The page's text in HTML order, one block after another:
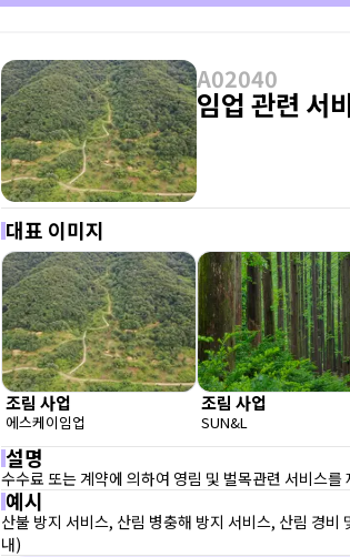
A02040
임업 관련 서
대표 이미지
조림 사업
에스케이임업
조림 사업
SUN&L
설명
수수료 또는 계약에 의하여 영림 및 벌목관련 서비스를
예시
산불 방지 서비스, 산림 병충해 방지 서비스, 산림 경
내)